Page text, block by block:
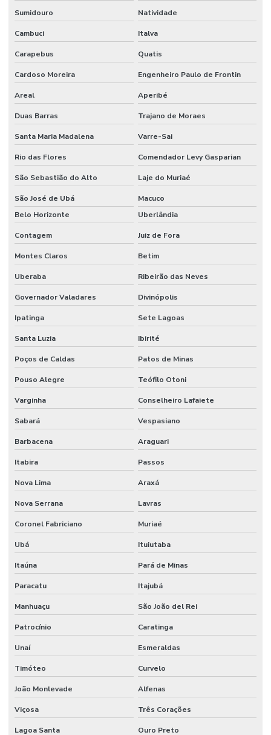
Sumidouro Natividade
Cambuci Italva
Carapebus Quatis
Cardoso Moreira Engenheiro Paulo de Frontin
Areal Aperibé
Duas Barras Trajano de Moraes
Santa Maria Madalena Varre-Sai
Rio das Flores Comendador Levy Gasparian
São Sebastião do Alto Laje do Muriaé
São José de Ubá
Macuco
Belo Horizonte
Uberlândia
Contagem Juiz de Fora
Montes Claros Betim
Uberaba Ribeirão das Neves
Governador Valadares Divinópolis
Ipatinga Sete Lagoas
Santa Luzia Ibirité
Poços de Caldas Patos de Minas
Pouso Alegre Teófilo Otoni
Varginha Conselheiro Lafaiete
Sabará Vespasiano
Barbacena Araguari
Itabira Passos
Nova Lima Araxá
Nova Serrana Lavras
Coronel Fabriciano Muriaé
Ubá Ituiutaba
Itaúna Pará de Minas
Paracatu Itajubá
Manhuaçu São João del Rei
Patrocínio Caratinga
Unaí Esmeraldas
Timóteo Curvelo
João Monlevade Alfenas
Viçosa Três Corações
Lagoa Santa Ouro Preto